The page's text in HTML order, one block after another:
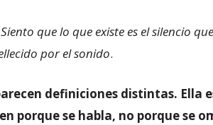
que lo que existe es el silencio
por el sonido.
definiciones distintas. Ella
porque se habla, no porque se